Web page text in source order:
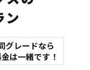
マット
バイザー
ン
グレードなら
は一緒です！